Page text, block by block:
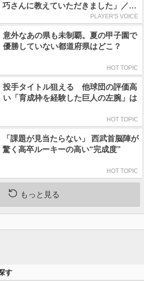
巧さんに教えていただきました」／憧
PLAYER'S VOICE
意外なあの県も未制覇。夏の甲子園で
優勝していない都道府県はどこ？
HOT TOPIC
投手タイトル狙える 他球団の評価高
い「育成枠を経験した巨人の左腕」は
HOT TOPIC
「課題が見当たらない」 西武首脳陣が
驚く高卒ルーキーの高い“完成度”
HOT TOPIC
もっと見る
す